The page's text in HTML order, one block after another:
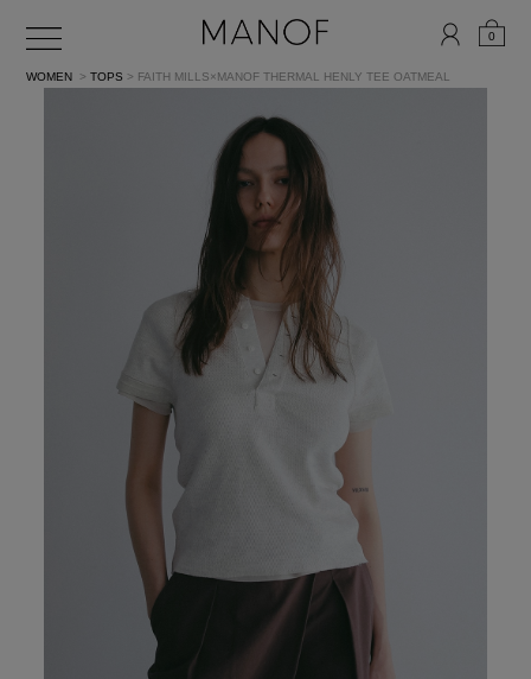
0
WOMEN >TOPS > FAITH MILLS×MANOF THERMAL HENLY TEE OATMEAL